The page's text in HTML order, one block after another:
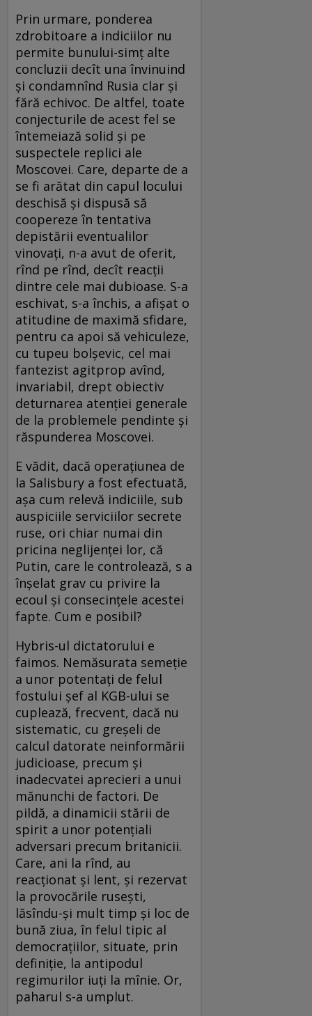
Prin urmare, ponderea
zdrobitoare a indiciilor nu
permite bunului-simţ alte
concluzii decît una învinuind
şi condamnînd Rusia clar şi
fără echivoc. De altfel, toate
conjecturile de acest fel se
întemeiază solid şi pe
suspectele replici ale
Moscovei. Care, departe de a
se fi arătat din capul locului
deschisă şi dispusă să
coopereze în tentativa
depistării eventualilor
vinovaţi, n-a avut de oferit,
rînd pe rînd, decît reacţii
dintre cele mai dubioase. S-a
eschivat, s-a închis, a afişat o
atitudine de maximă sfidare,
pentru ca apoi să vehiculeze,
cu tupeu bolşevic, cel mai
fantezist agitprop avînd,
invariabil, drept obiectiv
deturnarea atenţiei generale
de la problemele pendinte şi
răspunderea Moscovei.
E vădit, dacă operaţiunea de
la Salisbury a fost efectuată,
aşa cum relevă indiciile, sub
auspiciile serviciilor secrete
ruse, ori chiar numai din
pricina neglijenţei lor, că
Putin, care le controlează, s a
înşelat grav cu privire la
ecoul şi consecinţele acestei
fapte. Cum e posibil?
Hybris-ul dictatorului e
faimos. Nemăsurata semeţie
a unor potentaţi de felul
fostului şef al KGB-ului se
cuplează, frecvent, dacă nu
sistematic, cu greşeli de
calcul datorate neinformării
judicioase, precum şi
inadecvatei aprecieri a unui
mănunchi de factori. De
pildă, a dinamicii stării de
spirit a unor potenţiali
adversari precum britanicii.
Care, ani la rînd, au
reacţionat şi lent, şi rezervat
la provocările ruseşti,
lăsîndu-şi mult timp şi loc de
bună ziua, în felul tipic al
democraţiilor, situate, prin
definiţie, la antipodul
regimurilor iuţi la mînie. Or,
paharul s-a umplut.